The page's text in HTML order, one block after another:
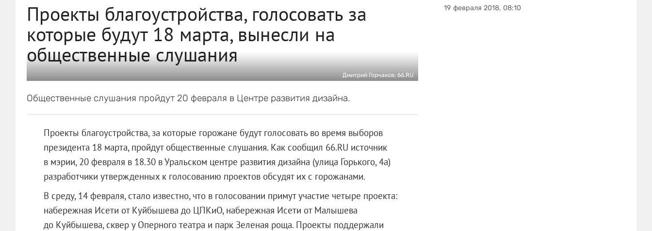
Проекты благоустройства, голосовать за
которые будут 18 марта, вынесли на
общественные слушания
Дмитрий Горчаков; 66.RU
Общественные слушания пройдут 20 февраля в Центре развития дизайна.
Проекты благоустройства, за которые горожане будут голосовать во время выборов
президента 18 марта, пройдут общественные слушания. Как сообщил 66.RU источник
в мэрии, 20 февраля в 18.30 в Уральском центре развития дизайна (улица Горького, 4а)
разработчики утвержденных к голосованию проектов обсудят их с горожанами.
В среду, 14 февраля, стало известно, что в голосовании примут участие четыре проекта:
набережная Исети от Куйбышева до ЦПКиО, набережная Исети от Малышева
до Куйбышева, сквер у Оперного театра и парк Зеленая роща. Проекты поддержали
19 февраля 2018, 08:10